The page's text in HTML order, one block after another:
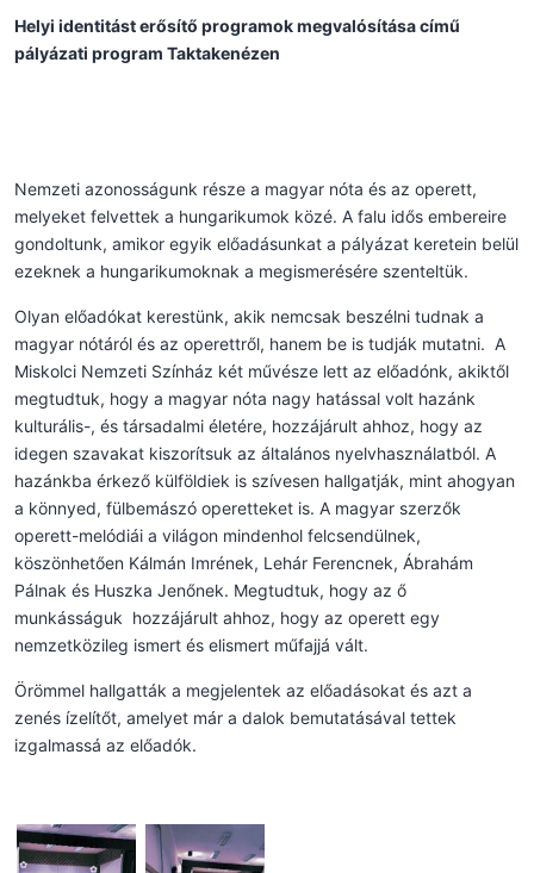
Helyi identitást erősítő programok megvalósítása című
pályázati program Taktakenézen
Nemzeti azonosságunk része a magyar nóta és az operett,
melyeket felvettek a hungarikumok közé. A falu idős embereire
gondoltunk, amikor egyik előadásunkat a pályázat keretein belül
ezeknek a hungarikumoknak a megismerésére szenteltük.
Olyan előadókat kerestünk, akik nemcsak beszélni tudnak a
magyar nótáról és az operettről, hanem be is tudják mutatni. A
Miskolci Nemzeti Színház két művésze lett az előadónk, akiktől
megtudtuk, hogy a magyar nóta nagy hatással volt hazánk
kulturális-, és társadalmi életére, hozzájárult ahhoz, hogy az
idegen szavakat kiszorítsuk az általános nyelvhasználatból. A
hazánkba érkező külföldiek is szívesen hallgatják, mint ahogyan
a könnyed, fülbemászó operetteket is. A magyar szerzők
operett-melódiái a világon mindenhol felcsendülnek,
köszönhetően Kálmán Imrének, Lehár Ferencnek, Ábrahám
Pálnak és Huszka Jenőnek. Megtudtuk, hogy az ő
munkásságuk hozzájárult ahhoz, hogy az operett egy
nemzetközileg ismert és elismert műfajjá vált.
Örömmel hallgatták a megjelentek az előadásokat és azt a
zenés ízelítőt, amelyet már a dalok bemutatásával tettek
izgalmassá az előadók.